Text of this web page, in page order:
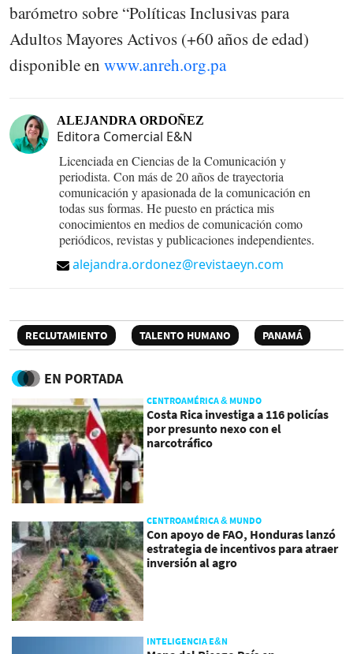
barómetro sobre “Políticas Inclusivas para
Adultos Mayores Activos (+60 años de edad)
disponible en www.anreh.org.pa
ALEJANDRA ORDOÑEZ
Editora Comercial E&N
Licenciada en Ciencias de la Comunicación y
periodista. Con más de 20 años de trayectoria
comunicación y apasionada de la comunicación en
todas sus formas. He puesto en práctica mis
conocimientos en medios de comunicación como
periódicos, revistas y publicaciones independientes.
alejandra.ordonez@revistaeyn.com
RECLUTAMIENTO TALENTO HUMANO PANAMÁ
EN PORTADA
CENTROAMÉRICA & MUNDO
Costa Rica investiga a 116 policías
por presunto nexo con el
narcotráfico
CENTROAMÉRICA & MUNDO
Con apoyo de FAO, Honduras lanzó
estrategia de incentivos para atraer
inversión al agro
INTELIGENCIA E&N